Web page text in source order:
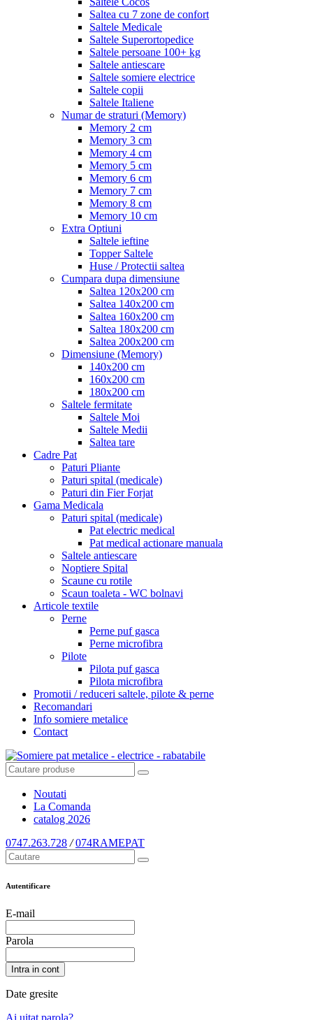
Saltea cu 7 zone de confort
Saltele Medicale
Saltele Superortopedice
Saltele persoane 100+ kg
Saltele antiescare
Saltele somiere electrice
Saltele copii
Saltele Italiene
Numar de straturi (Memory)
Memory 2 cm
Memory 3 cm
Memory 4 cm
Memory 5 cm
Memory 6 cm
Memory 7 cm
Memory 8 cm
Memory 10 cm
Extra Optiuni
Saltele ieftine
Topper Saltele
Huse / Protectii saltea
Cumpara dupa dimensiune
Saltea 120x200 cm
Saltea 140x200 cm
Saltea 160x200 cm
Saltea 180x200 cm
Saltea 200x200 cm
Dimensiune (Memory)
140x200 cm
160x200 cm
180x200 cm
Saltele fermitate
Saltele Moi
Saltele Medii
Saltea tare
Cadre Pat
Paturi Pliante
Paturi spital (medicale)
Paturi din Fier Forjat
Gama Medicala
Paturi spital (medicale)
Pat electric medical
Pat medical actionare manuala
Saltele antiescare
Noptiere Spital
Scaune cu rotile
Scaun toaleta - WC bolnavi
Articole textile
Perne
Perne puf gasca
Perne microfibra
Pilote
Pilota puf gasca
Pilota microfibra
Promotii / reduceri saltele, pilote & perne
Recomandari
Info somiere metalice
Contact
Noutati
La Comanda
catalog 2026
0747.263.728 / 074RAMEPAT
Autentificare
E-mail
Parola
Intra in cont
Date gresite
Ai uitat parola?